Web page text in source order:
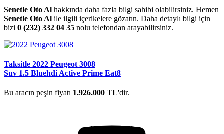
Senetle Oto Al hakkında daha fazla bilgi sahibi olabilirsiniz. Hemen
Senetle Oto Al ile ilgili içerikelere gözatın. Daha detaylı bilgi için
bizi 0 (232) 332 04 35 nolu telefondan arayabilirsiniz.
Taksitle 2022 Peugeot 3008
Suv 1.5 Bluehdi Active Prime Eat8
Bu aracın peşin fiyatı 1.926.000 TL'dir.